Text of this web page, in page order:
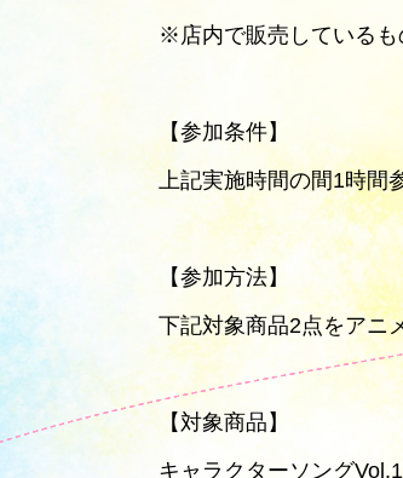
※店内で販売しているも
【参加条件】
上記実施時間の間1時間
【参加方法】
下記対象商品2点をアニ
【対象商品】
キャラクターソング